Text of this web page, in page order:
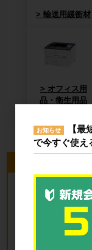
輸送用緩衝材
オフィス用
品・衛生用品
お知らせ
【
で今すぐ使え